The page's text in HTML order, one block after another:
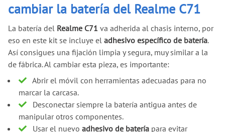
cambiar la batería del Realme C71
La batería del Realme C71 va adherida al chasis interno, por
eso en este kit se incluye el adhesivo específico de batería.
Así consigues una fijación limpia y segura, muy similar a la
de fábrica. Al cambiar esta pieza, es importante:
Abrir el móvil con herramientas adecuadas para no
marcar la carcasa.
Desconectar siempre la batería antigua antes de
manipular otros componentes.
Usar el nuevo adhesivo de bateríapara evitar